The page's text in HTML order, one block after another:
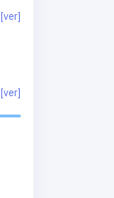
[ver]
[ver]